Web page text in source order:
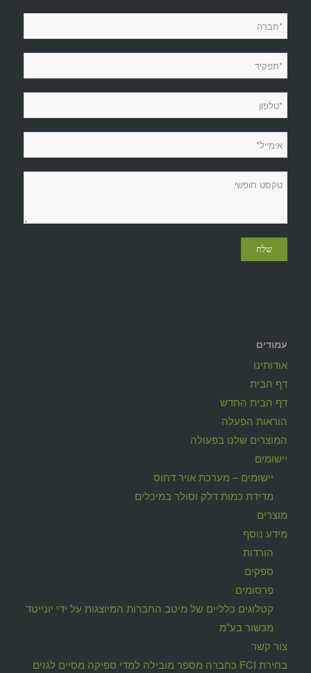
עמודים
אודותינו
דף הבית
דף הבית החדש
הוראות הפעלה
המוצרים שלנו בפעולה
יישומים
יישומים – מערכת אויר דחוס
מדידת כמות דלק וסולר במיכלים
מוצרים
מידע נוסף
הורדות
ספקים
פרסומים
קטלוגים כלליים של מיטב החברות המיוצגות על ידי יונייטד
מכשור בע"מ
צור קשר
בחירת FCI כחברה מספר מובילה למדי ספיקה מסיים לגזים